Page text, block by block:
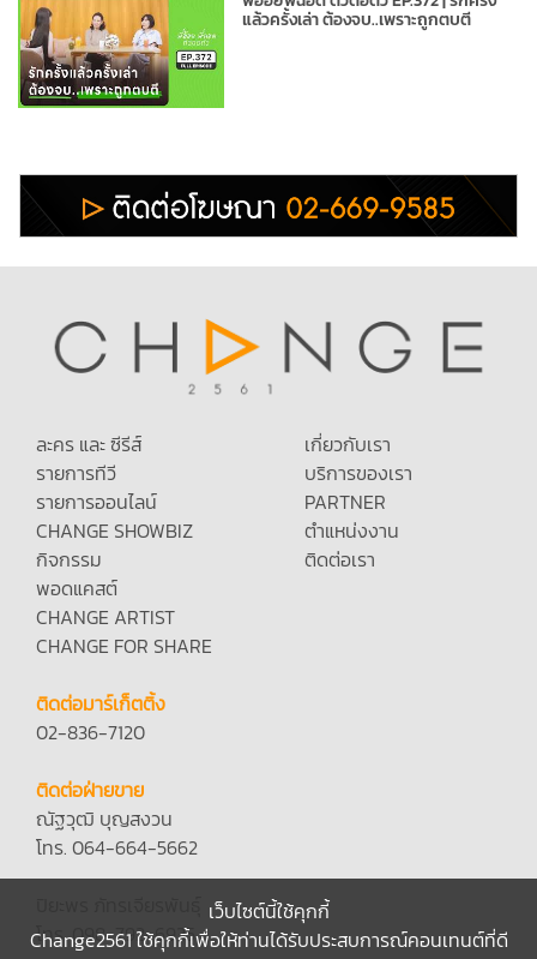
แล้วครั้งเล่า ต้องจบ..เพราะถูกตบตี
ละคร และ ซีรีส์
รายการทีวี
รายการออนไลน์
CHANGE SHOWBIZ
กิจกรรม
พอดแคสต์
CHANGE ARTIST
CHANGE FOR SHARE
เกี่ยวกับเรา
บริการของเรา
PARTNER
ตำแหน่งงาน
ติดต่อเรา
ติดต่อมาร์เก็ตติ้ง
02-836-7120
ติดต่อฝ่ายขาย
ณัฐวุฒิ บุญสงวน
โทร. 064-664-5662
โทร. 098-792-6935
เว็บไซต์นี้ใช้คุกกี้
Change2561 ใช้คุกกี้เพื่อให้ท่านได้รับประสบการณ์คอนเทนต์ที่ดี